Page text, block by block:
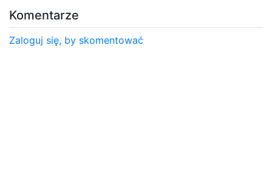
Komentarze
Zaloguj się, by skomentować